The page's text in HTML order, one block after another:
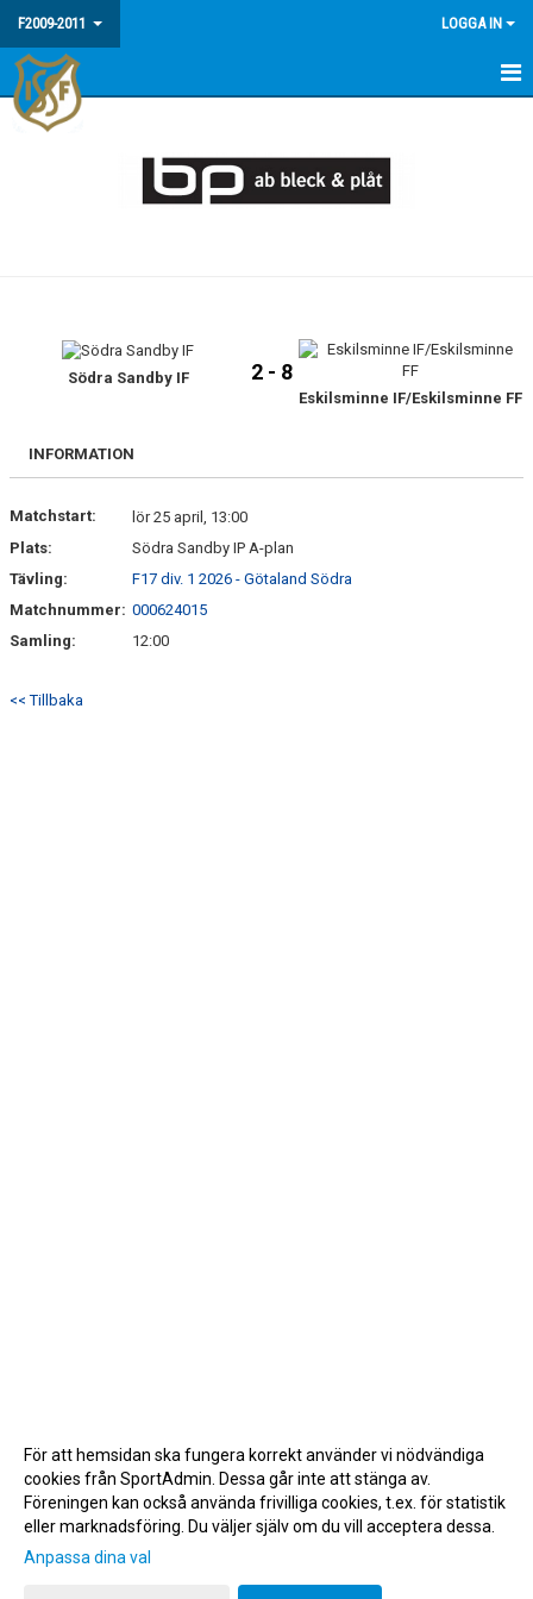
F2009-2011 LOGGA IN
HEM
BILDGALLERISödra Sandby IF 2 - 8
Eskilsminne IF/Eskilsminne FF
INFORMATION
Matchstart:
lör 25 april, 13:00
Plats:
Södra Sandby IP A-plan
Tävling:
F17 div. 1 2026 - Götaland Södra
Matchnummer: 000624015
Samling:
12:00
<< Tillbaka
Gå till Webbversion
För att hemsidan ska fungera korrekt använder vi nödvändiga
cookies från SportAdmin. Dessa går inte att stänga av.
Föreningen kan också använda frivilliga cookies, t.ex. för statistik
eller marknadsföring. Du väljer själv om du vill acceptera dessa.
Anpassa dina val